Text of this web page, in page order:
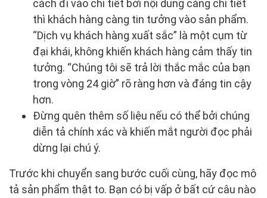
cách đi vào chi tiết bởi nội dung càng chi tiết
thì khách hàng càng tin tưởng vào sản phẩm.
“Dịch vụ khách hàng xuất sắc” là một cụm từ
đại khái, không khiến khách hàng cảm thấy tin
tưởng. “Chúng tôi sẽ trả lời thắc mắc của bạn
trong vòng 24 giờ” rõ ràng hơn và đáng tin cậy
hơn.
Đừng quên thêm số liệu nếu có thể bởi chúng
diễn tả chính xác và khiến mắt người đọc phải
dừng lại chú ý.
Trước khi chuyển sang bước cuối cùng, hãy đọc mô
tả sản phẩm thật to. Bạn có bị vấp ở bất cứ câu nào